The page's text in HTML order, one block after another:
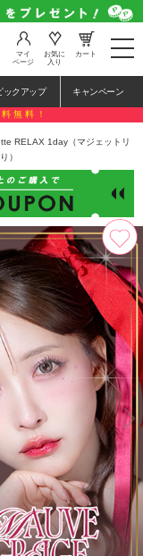
t
o
e
n
a
a
i
o
n
マイ
ページ
お気に
入り
カート
ックアップ キャンペーン
無料！
RELAX 1day（マジェットリ
）